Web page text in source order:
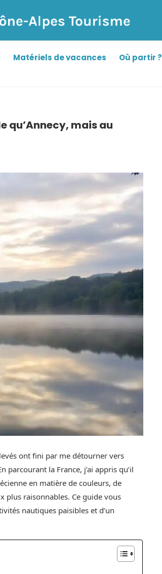
Matériels de vacances Où partir ?
qu’Annecy, mais au
ont fini par me détourner vers
parcourant la France, j’ai appris qu’il
en matière de couleurs, de
plus raisonnables. Ce guide vous
nautiques paisibles et d’un